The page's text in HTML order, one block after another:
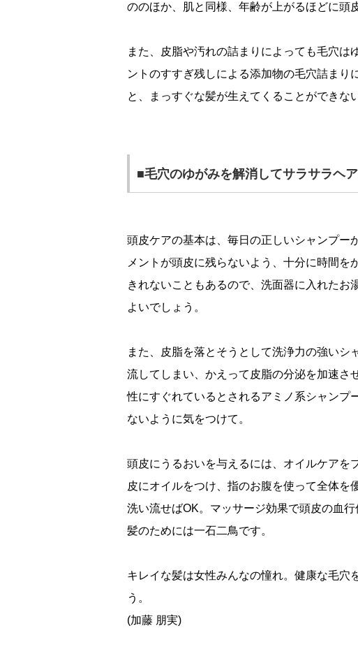
ののほか、肌と同様、年齢が上がるほどに頭
また、皮脂や汚れの詰まりによっても毛穴は
ントのすすぎ残しによる添加物の毛穴詰まり
と、まっすぐな髪が生えてくることができな
■毛穴のゆがみを解消してサラサラヘ
頭皮ケアの基本は、毎日の正しいシャンプー
メントが頭皮に残らないよう、十分に時間
きれないこともあるので、洗面器に入れたお
よいでしょう。
また、皮脂を落とそうとして洗浄力の強い
流してしまい、かえって皮脂の分泌を加速さ
性にすぐれているとされるアミノ系シャンプ
ないように気をつけて。
頭皮にうるおいを与えるには、オイルケアを
皮にオイルをつけ、指のお腹を使って全体
洗い流せばOK。マッサージ効果で頭皮の血
髪のためには一石二鳥です。
キレイな髪は女性みんなの憧れ。健康な毛穴
う。
(加藤 朋実)